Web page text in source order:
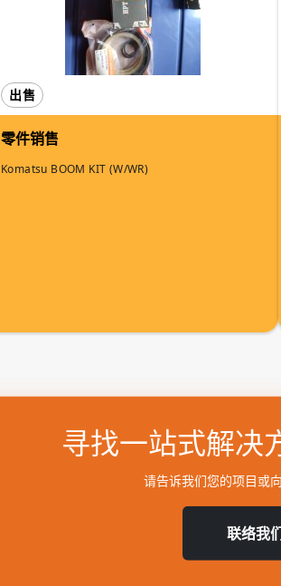
出售
零件销售
Komatsu BOOM KIT (W/WR)
寻找一站式解决
请告诉我们您的项目或
联络我